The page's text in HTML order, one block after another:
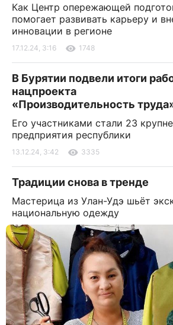
Как Центр опережающей
помогает развивать карьеру и
инновации в регионе
17.12.24, 3:16 1748
В Бурятии подвели итоги
нацпроекта
«Производительность
Его участниками стали 23
предприятия республики
13.12.24, 3:42 3335
Традиции снова в тренде
Мастерица из Улан-Удэ шьёт
национальную одежду